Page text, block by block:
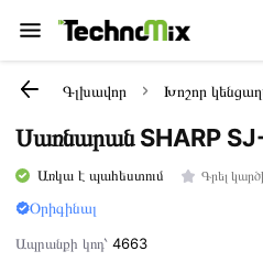
Գլխավոր Խոշոր
Սառնարան SHARP
Առկա է պահեստում Գրել
Օրիգինալ
Ապրանքի կոդ՝4663